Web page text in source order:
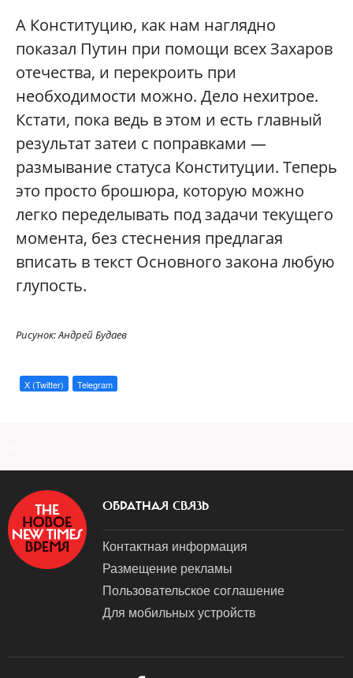
А Конституцию, как нам наглядно
показал Путин при помощи всех Захаров
отечества, и перекроить при
необходимости можно. Дело нехитрое.
Кстати, пока ведь в этом и есть главный
результат затеи с поправками —
размывание статуса Конституции. Теперь
это просто брошюра, которую можно
легко переделывать под задачи текущего
момента, без стеснения предлагая
вписать в текст Основного закона любую
глупость.
Рисунок: Андрей Будаев
X (Twitter) Telegram
ОБРАТНАЯ СВЯЗЬ
Контактная информация
Размещение рекламы
Пользовательское соглашение
Для мобильных устройств